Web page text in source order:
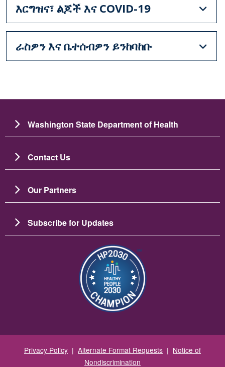
እርግዝና፣ ልጆች እና COVID-19
ራስዎን እና ቤተሰብዎን ይንከባከቡ
Washington State Department of Health
Contact Us
Our Partners
Subscribe for Updates
Image
Privacy Policy | Alternate Format Requests | Notice of
Nondiscrimination